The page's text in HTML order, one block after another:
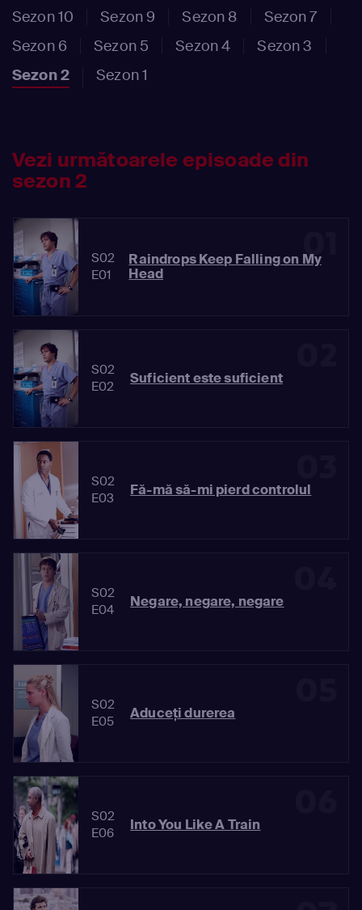
Sezon 10
Sezon 9 Sezon 8
Sezon 7
Sezon 6
Sezon 5 Sezon 4
Sezon 3
Sezon 2
Sezon 1
Vezi următoarele episoade din
sezon 2
01
S02
E01
Raindrops Keep Falling on My
Head
S02
E02
Suficient este suficient
S02
E03
Fă-mă să-mi pierd controlul
S02
E04
Negare, negare, negare
S02
E05
Aduceţi durerea
S02
E06
Into You Like A Train